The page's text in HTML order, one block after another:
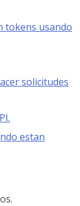
tokens usando
solicitudes
estan